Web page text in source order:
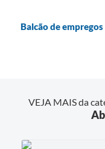
Balcão de
VEJA MAIS da